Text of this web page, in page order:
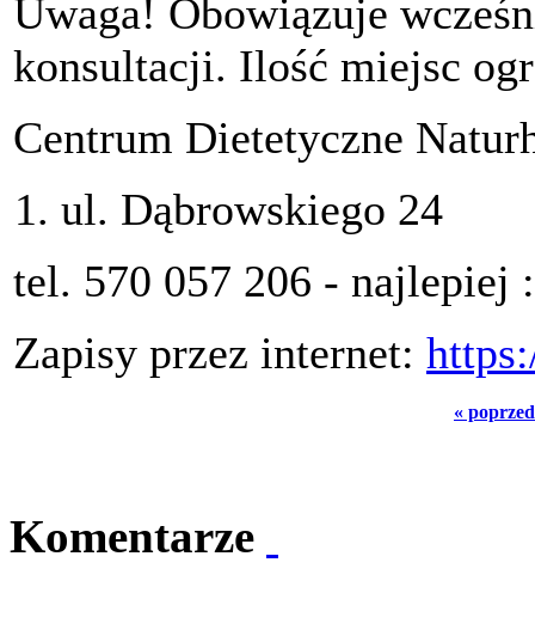
Uwaga! Obowiązuje
konsultacji. Ilość miejsc
Centrum Dietetyczne
ul. Dąbrowskiego 24
tel. 570 057 206 - najlepiej
Zapisy przez internet:
«
Komentarze